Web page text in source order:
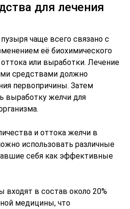
для лечения
чаще всего связано с
её биохимического
или выработки. Лечение
средствами должно
первопричины. Затем
выработку желчи для
и оттока желчи в
использовать различные
себя как эффективные
в состав около 20%
медицины, что